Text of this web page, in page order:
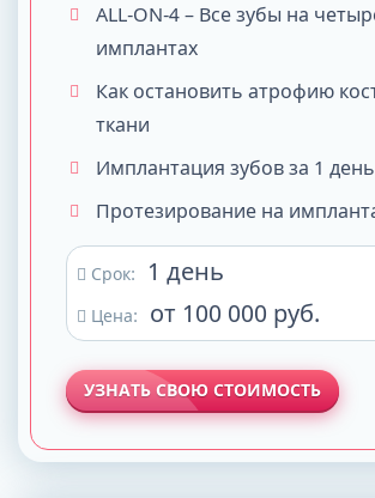
ALL-ON-4 – Все зубы на
имплантах
Как остановить атрофию
ткани
Имплантация зубов за 1 день
Протезирование на
Срок: 1 день
Цена: от 100 000 руб.
УЗНАТЬ СВОЮ СТОИМОСТЬ